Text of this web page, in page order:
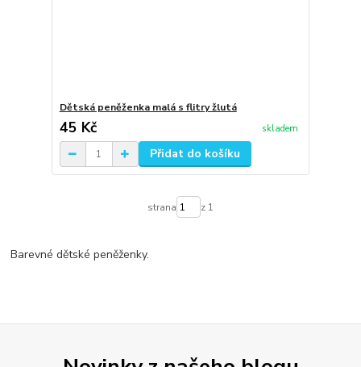
Dětská peněženka malá s flitry žlutá
45 Kč skladem
Přidat do košíku
strana z 1
Barevné dětské peněženky.